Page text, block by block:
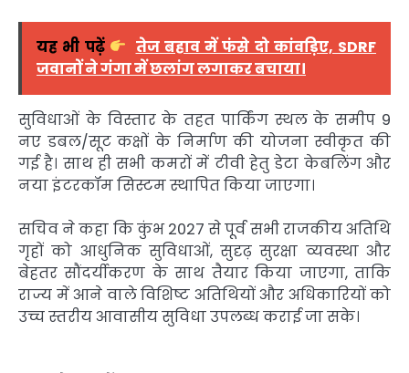
यह भी पढ़ें
तेज बहाव में फंसे दो कांवड़िए, SDRF
जवानों ने गंगा में छलांग लगाकर बचाया।
सुविधाओं के विस्तार के तहत पार्किंग स्थल के समीप 9
नए डबल/सूट कक्षों के निर्माण की योजना स्वीकृत की
गई है। साथ ही सभी कमरों में टीवी हेतु डेटा केबलिंग और
नया इंटरकॉम सिस्टम स्थापित किया जाएगा।
सचिव ने कहा कि कुंभ 2027 से पूर्व सभी राजकीय अतिथि
गृहों को आधुनिक सुविधाओं, सुदृढ़ सुरक्षा व्यवस्था और
बेहतर सौंदर्यीकरण के साथ तैयार किया जाएगा, ताकि
राज्य में आने वाले विशिष्ट अतिथियों और अधिकारियों को
उच्च स्तरीय आवासीय सुविधा उपलब्ध कराई जा सके।